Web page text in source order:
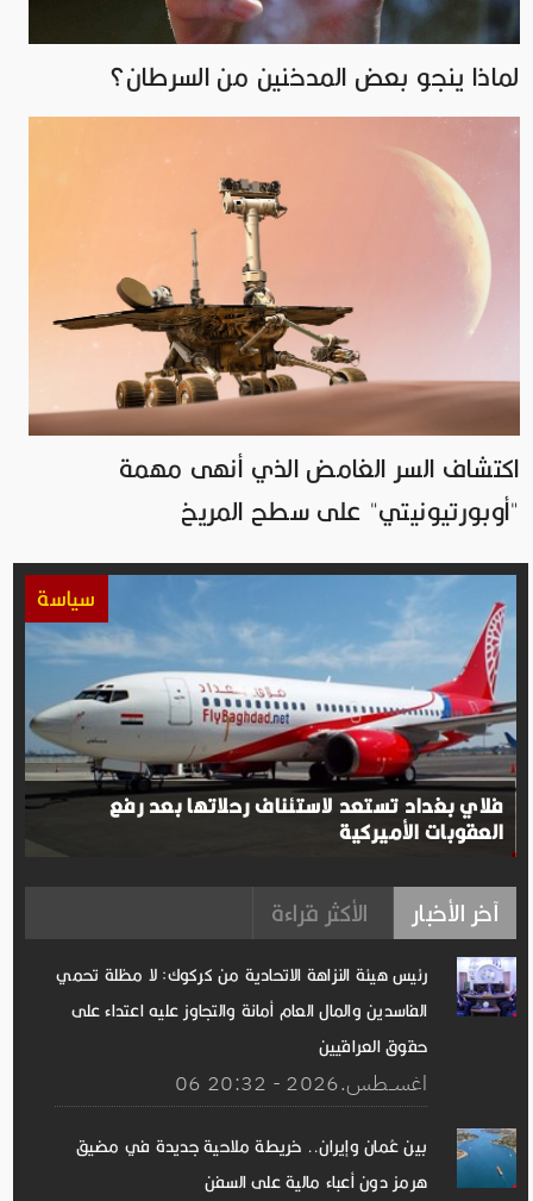
لماذا ينجو بعض المدخنين من السرطان؟
اكتشاف السر الغامض الذي أنهى مهمة
"أوبورتيونيتي" على سطح المريخ
سياسة
فلاي بغداد تستعد لاستئناف رحلاتها بعد رفع
العقوبات الأميركية
آخر الأخبار الأكثر قراءة
رئيس هيئة النزاهة الاتحادية من كركوك: لا مظلة تحمي
الفاسدين والمال العام أمانة والتجاوز عليه اعتداء على
حقوق العراقيين
06 اغســطس.2026 - 20:32
بين عُمان وإيران.. خريطة ملاحية جديدة في مضيق
هرمز دون أعباء مالية على السفن